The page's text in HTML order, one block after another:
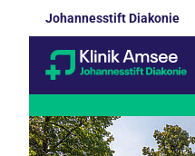
Johannesstift Diakonie